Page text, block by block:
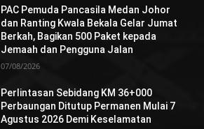
PAC Pemuda Pancasila Medan Johor
dan Ranting Kwala Bekala Gelar Jumat
Berkah, Bagikan 500 Paket kepada
Jemaah dan Pengguna Jalan
07/08/2026
Perlintasan Sebidang KM 36+000
Perbaungan Ditutup Permanen Mulai 7
Agustus 2026 Demi Keselamatan